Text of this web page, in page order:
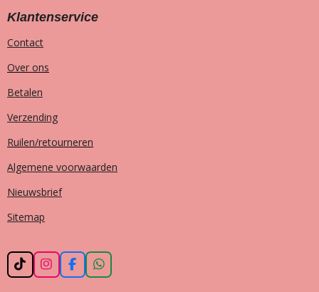
Klantenservice
Contact
Over ons
Betalen
Verzending
Ruilen/retourneren
Algemene voorwaarden
Nieuwsbrief
Sitemap
T
i
I
n
F
a
W
h